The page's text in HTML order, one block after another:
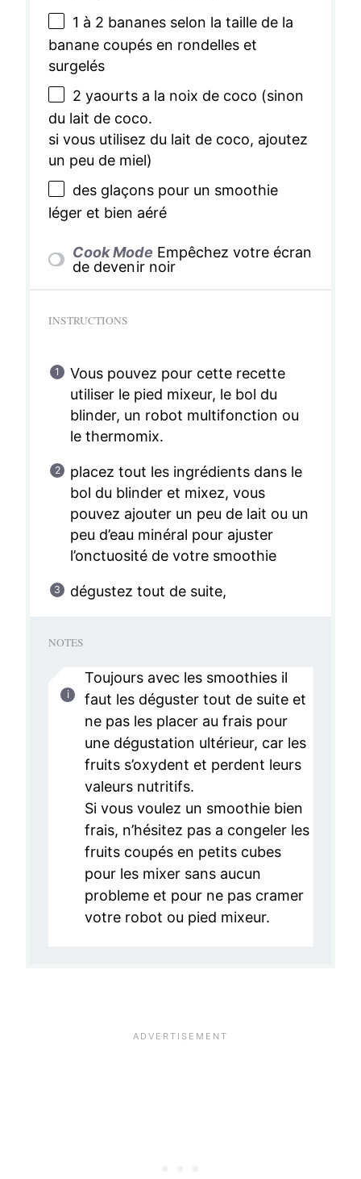
1 à 2 bananes selon la taille de la
banane coupés en rondelles et
surgelés
2 yaourts a la noix de coco (sinon
du lait de coco.
si vous utilisez du lait de coco, ajoutez
un peu de miel)
des glaçons pour un smoothie
léger et bien aéré
Cook Mode Empêchez votre écran
de devenir noir
INSTRUCTIONS
Vous pouvez pour cette recette
utiliser le pied mixeur, le bol du
blinder, un robot multifonction ou
le thermomix.
placez tout les ingrédients dans le
bol du blinder et mixez, vous
pouvez ajouter un peu de lait ou un
peu d’eau minéral pour ajuster
l’onctuosité de votre smoothie
dégustez tout de suite,
NOTES
Toujours avec les smoothies il
faut les déguster tout de suite et
ne pas les placer au frais pour
une dégustation ultérieur, car les
fruits s’oxydent et perdent leurs
valeurs nutritifs.
Si vous voulez un smoothie bien
frais, n’hésitez pas a congeler les
fruits coupés en petits cubes
pour les mixer sans aucun
probleme et pour ne pas cramer
votre robot ou pied mixeur.